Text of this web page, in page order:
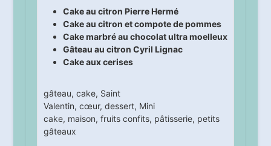
Cake au citron Pierre Hermé
Cake au citron et compote de pommes
Cake marbré au chocolat ultra moelleux
Gâteau au citron Cyril Lignac
Cake aux cerises
gâteau, cake, Saint
Valentin, cœur, dessert, Mini
cake, maison, fruits confits, pâtisserie, petits
gâteaux